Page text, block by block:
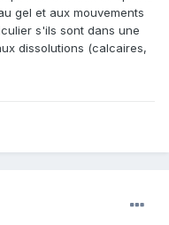
gel et aux mouvements
s'ils sont dans une
dissolutions (calcaires,